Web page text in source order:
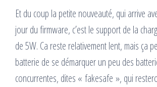
Et du coup la petite nouveauté, qui arrive
jour du firmware, c’est le support de la
de 5W. Ca reste relativement lent, mais ça
batterie de se démarquer un peu des
concurrentes, dites « fakesafe », qui